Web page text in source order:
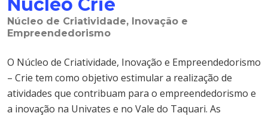
Núcleo Crie
Núcleo de Criatividade, Inovação e
Empreendedorismo
O Núcleo de Criatividade, Inovação e Empreendedorismo
– Crie tem como objetivo estimular a realização de
atividades que contribuam para o empreendedorismo e
a inovação na Univates e no Vale do Taquari. As